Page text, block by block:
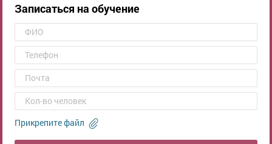
Записаться на обучение
Прикрепите файл